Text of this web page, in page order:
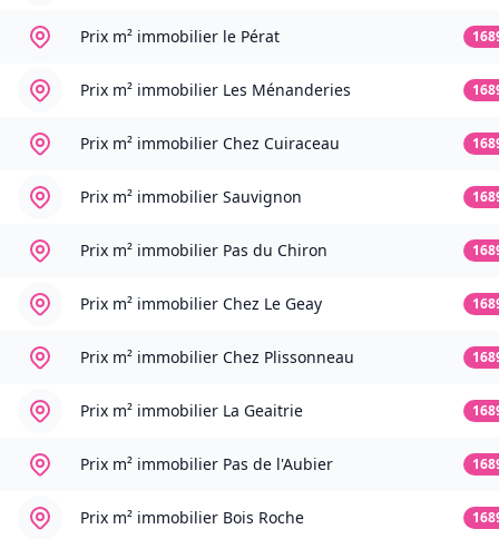
Prix m² immobilier le Pérat
Prix m² immobilier Les Ménanderies
Prix m² immobilier Chez Cuiraceau
Prix m² immobilier Sauvignon
Prix m² immobilier Pas du Chiron
Prix m² immobilier Chez Le Geay
Prix m² immobilier Chez Plissonneau
Prix m² immobilier La Geaitrie
Prix m² immobilier Pas de l'Aubier
Prix m² immobilier Bois Roche